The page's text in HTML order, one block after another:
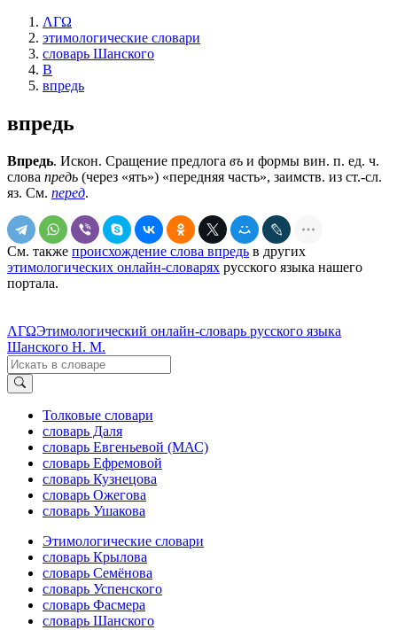
ΛΓΩ
этимологические словари
словарь Шанского
В
впредь
впредь
Впредь. Искон. Сращение предлога въ и формы вин. п. ед. ч.
слова предь (через «ять») «передняя часть», заимств. из ст.-сл.
яз. См. перед.
См. также происхождение слова впредь в других
этимологических онлайн-словарях русского языка нашего
портала.
ΛΓΩЭтимологический онлайн-словарь русского языка
Шанского Н. М.
Толковые словари
словарь Даля
словарь Евгеньевой (МАС)
словарь Ефремовой
словарь Кузнецова
словарь Ожегова
словарь Ушакова
Этимологические словари
словарь Крылова
словарь Семёнова
словарь Успенского
словарь Фасмера
словарь Шанского